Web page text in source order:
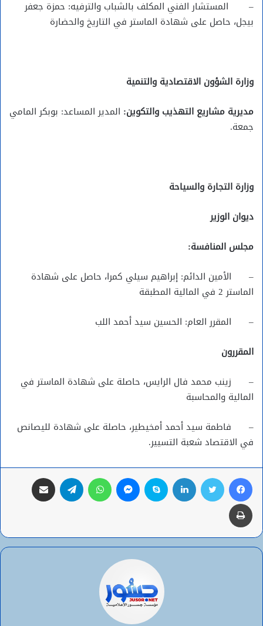
– المستشار الفني المكلف بالشباب والترفيه: حمزة جعفر
بيجل، حاصل على شهادة الماستر في التاريخ والحضارة
وزارة الشؤون الاقتصادية والتنمية
مديرية مشاريع التهذيب والتكوين: المدير المساعد: بوبكر المامي
جمعة.
وزارة التجارة والسياحة
ديوان الوزير
مجلس المنافسة:
– الأمين الدائم: إبراهيم سيلي كمرا، حاصل على شهادة
الماستر 2 في المالية المطبقة
– المقرر العام: الحسين سيد أحمد اللب
المقررون
– زينب محمد فال الرايس، حاصلة على شهادة الماستر في
المالية والمحاسبة
– فاطمة سيد أحمد أمخيطير، حاصلة على شهادة لليصانص
في الاقتصاد شعبة التسيير.
فيسبوك تويتر لينكدإن سكايب ماسنجر واتساب تيلقرام
طباعة